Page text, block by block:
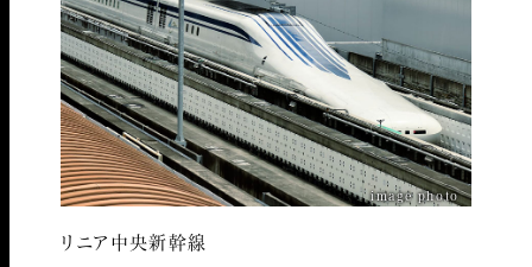
image photo
リニア中央新幹線